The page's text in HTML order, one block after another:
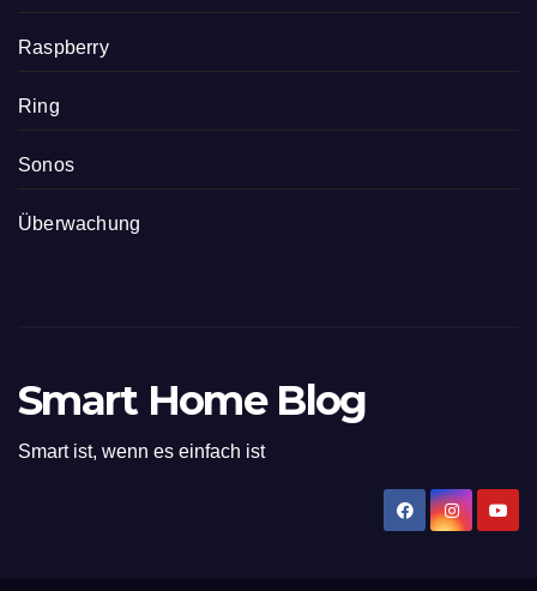
Raspberry
Ring
Sonos
Überwachung
Smart Home Blog
Smart ist, wenn es einfach ist